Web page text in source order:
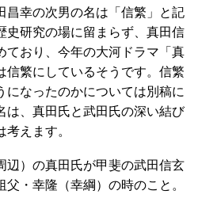
昌幸の次男の名は「信繁」と記
史研究の場に留まらず、真田信
ており、今年の大河ドラマ「真
信繁にしているそうです。信繁
になったのかについては別稿に
は、真田氏と武田氏の深い結び
えます。
辺）の真田氏が甲斐の武田信玄
・幸隆（幸綱）の時のこと。